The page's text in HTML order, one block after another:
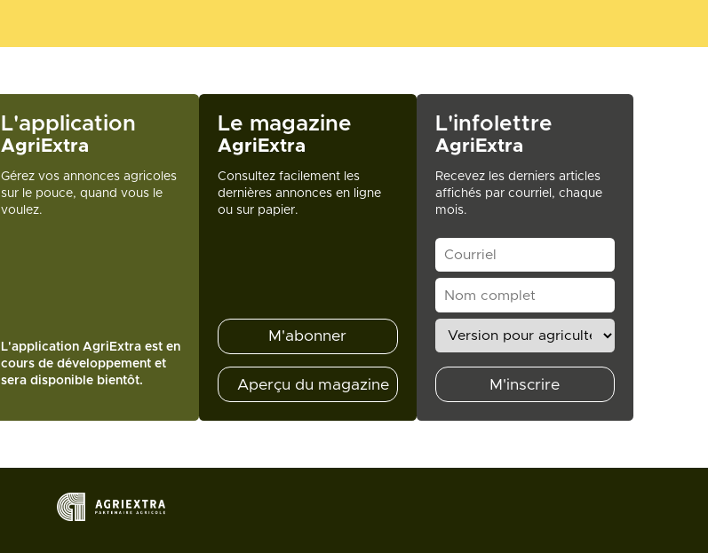
L'application
AgriExtra
Gérez vos annonces agricoles
sur le pouce, quand vous le
voulez.
L'application AgriExtra est en
cours de développement et
sera disponible bientôt.
Le magazine
AgriExtra
Consultez facilement les
dernières annonces en ligne
ou sur papier.
M'abonner
Aperçu du magazine
L'infolettre
AgriExtra
Recevez les derniers articles
affichés par courriel, chaque
mois.
M'inscrire